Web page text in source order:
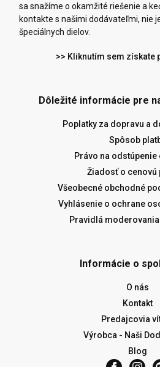
sa snažíme o okamžité riešenie a
kontakte s našimi dodávateľmi, nie
špeciálnych dielov.
>> Kliknutím sem získate
Dôležité informácie pre
Poplatky za dopravu a
Spôsob
Právo na
Žiadosť o cenovú
Všeobecné obchodné
Vyhlásenie o ochrane
Pravidlá moderovania
Informácie o
O nás
Kontakt
Predajcovia
Výrobca - Naši
Blog